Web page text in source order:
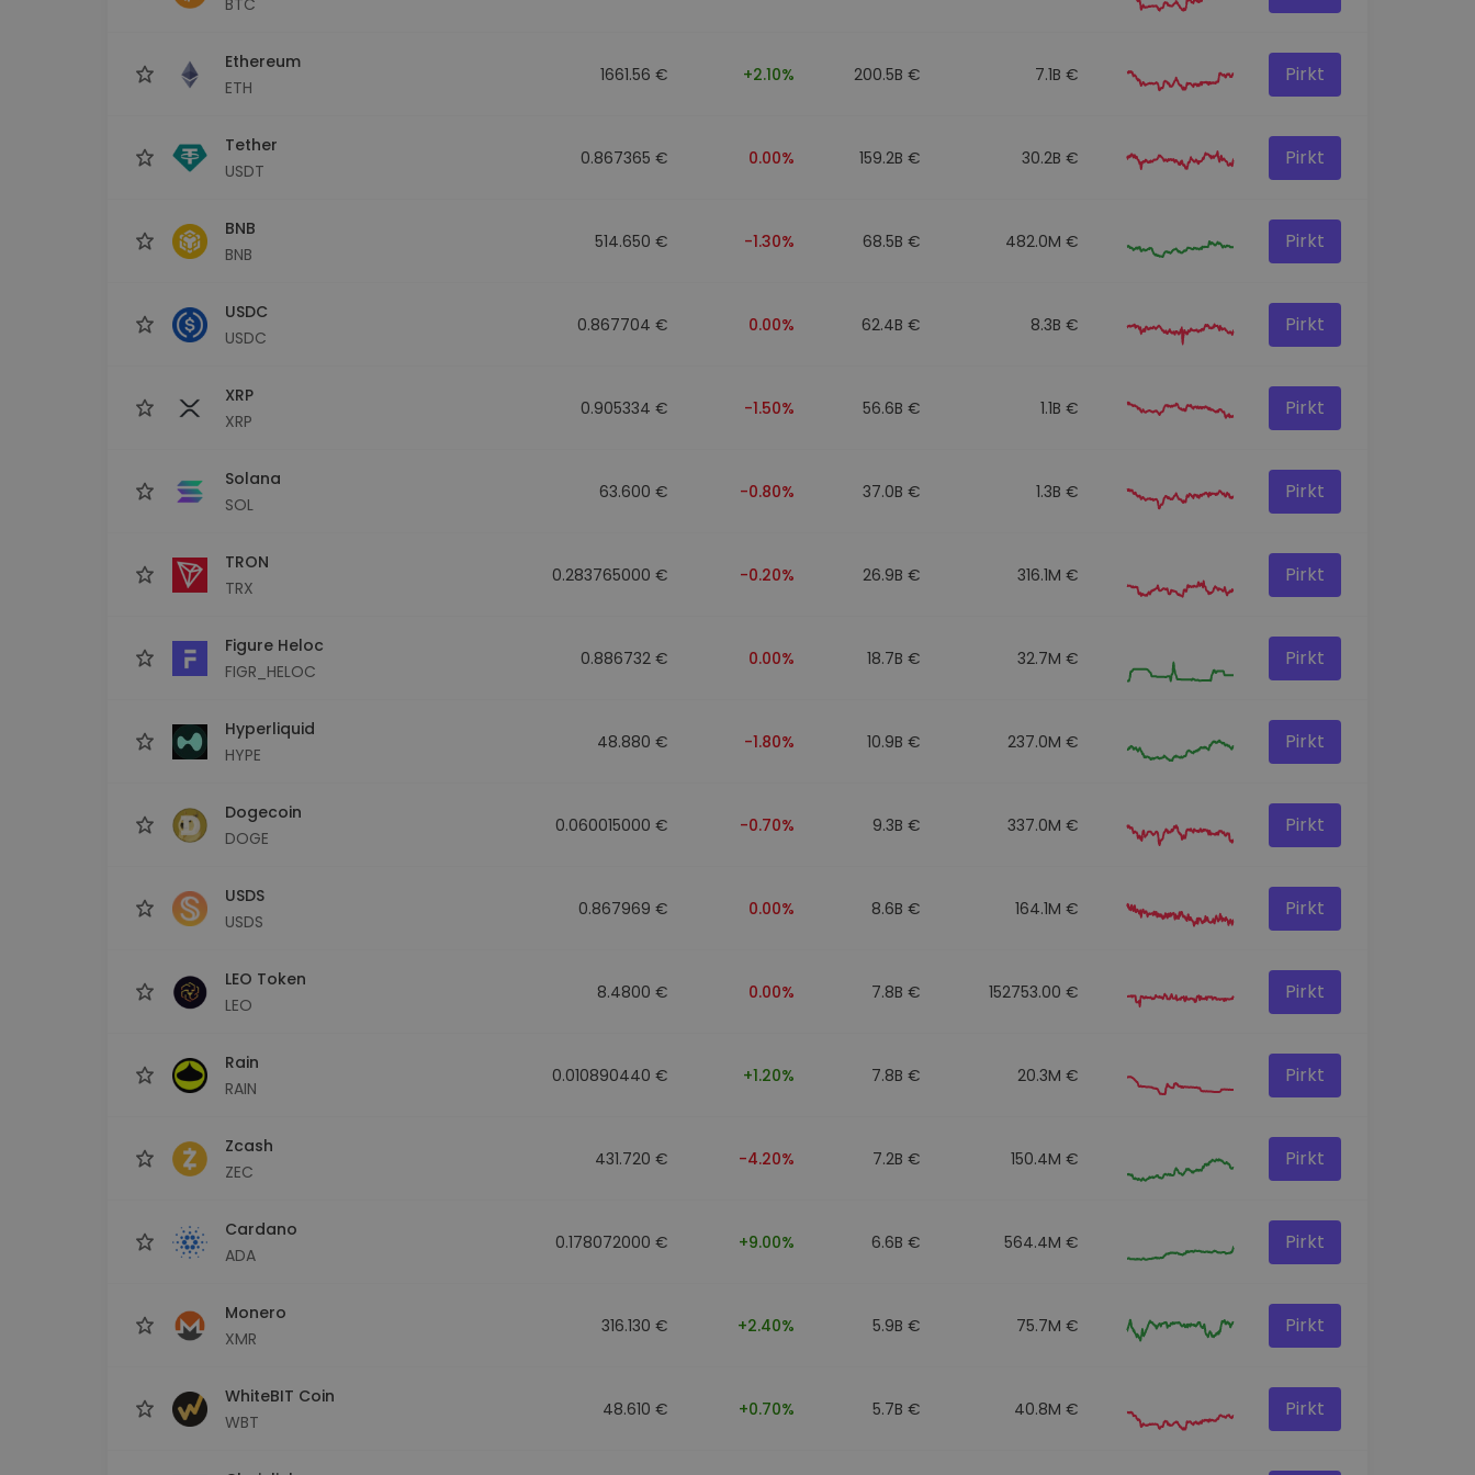
Ethereum
ETH
1661.56 € +2.10% 200.5B € 7.1B € Pirkt
Tether
USDT
0.867365 € 0.00% 159.2B € 30.2B € Pirkt
BNB
BNB
514.650 € -1.30% 68.5B € 482.0M € Pirkt
USDC
USDC
0.867704 € 0.00% 62.4B € 8.3B € Pirkt
XRP
XRP
0.905334 € -1.50% 56.6B € 1.1B € Pirkt
Solana
SOL
63.600 € -0.80% 37.0B € 1.3B € Pirkt
TRON
TRX
0.283765000 € -0.20% 26.9B € 316.1M € Pirkt
Figure Heloc
FIGR_HELOC
0.886732 € 0.00% 18.7B € 32.7M € Pirkt
Hyperliquid
HYPE
48.880 € -1.80% 10.9B € 237.0M € Pirkt
Dogecoin
DOGE
0.060015000 € -0.70% 9.3B € 337.0M € Pirkt
USDS
USDS
0.867969 € 0.00% 8.6B € 164.1M € Pirkt
LEO Token
LEO
8.4800 € 0.00% 7.8B € 152753.00 € Pirkt
Rain
RAIN
0.010890440 € +1.20% 7.8B € 20.3M € Pirkt
Zcash
ZEC
431.720 € -4.20% 7.2B € 150.4M € Pirkt
Cardano
ADA
0.178072000 € +9.00% 6.6B € 564.4M € Pirkt
Monero
XMR
316.130 € +2.40% 5.9B € 75.7M € Pirkt
WhiteBIT Coin
WBT
48.610 € +0.70% 5.7B € 40.8M € Pirkt